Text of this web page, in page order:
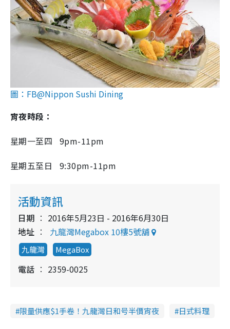
圖：FB@Nippon Sushi Dining
宵夜時段：
星期一至四 9pm-11pm
星期五至日 9:30pm-11pm
活動資訊
日期
2016年5月23日 - 2016年6月30日
地址
九龍灣Megabox 10樓5號舖
九龍灣 MegaBox
電話 2359-0025
限量供應$1手卷！九龍灣日和号半價宵夜 日式料理